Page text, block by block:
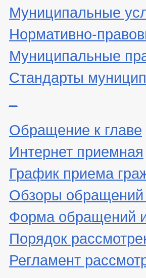
Муниципальные
Нормативно-
Муниципальные
Стандарты
Обращение к главе
Интернет приемная
График приема
Обзоры обращений
Форма обращений
Порядок
Регламент